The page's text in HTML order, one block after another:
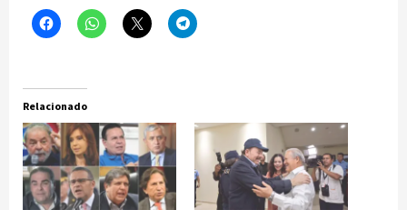
Relacionado